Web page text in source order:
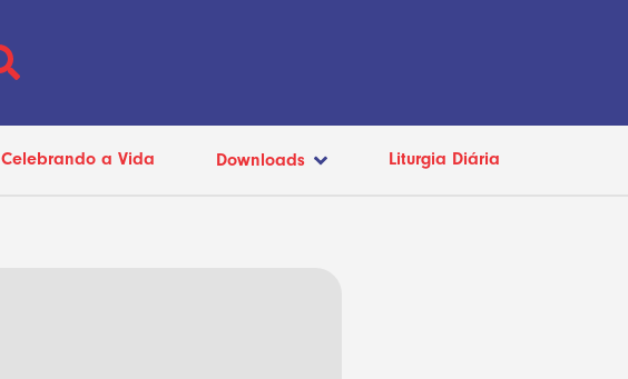
Celebrando a Vida Downloads Liturgia Diária